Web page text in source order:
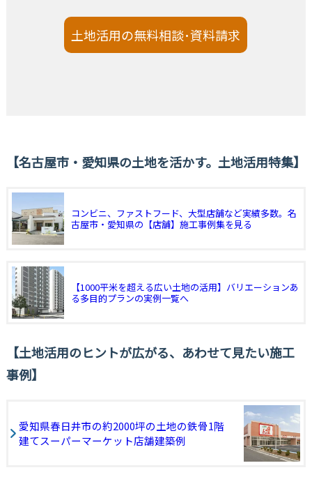
土地活用の無料相談･資料請求
名古屋市・愛知県の土地を活かす。土地活用特集
コンビニ、ファストフード、大型店舗など実績多数。名
古屋市・愛知県の【店舗】施工事例集を見る
【1000平米を超える広い土地の活用】バリエーションあ
る多目的プランの実例一覧へ
土地活用のヒントが広がる、あわせて見たい施工
事例
愛知県春日井市の約2000坪の土地の鉄骨1階
建てスーパーマーケット店舗建築例